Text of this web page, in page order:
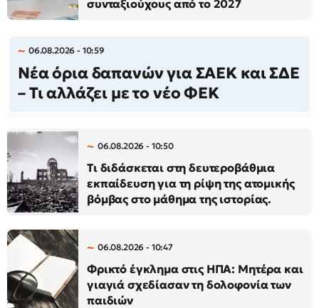
συνταξιούχους από το 2027
06.08.2026 - 10:59
Νέα όρια δαπανών για ΣΑΕΚ και ΣΔΕ
– Τι αλλάζει με το νέο ΦΕΚ
06.08.2026 - 10:50
Τι διδάσκεται στη δευτεροβάθμια
εκπαίδευση για τη ρίψη της ατομικής
βόμβας στο μάθημα της ιστορίας.
06.08.2026 - 10:47
Φρικτό έγκλημα στις ΗΠΑ: Μητέρα και
γιαγιά σχεδίασαν τη δολοφονία των
παιδιών